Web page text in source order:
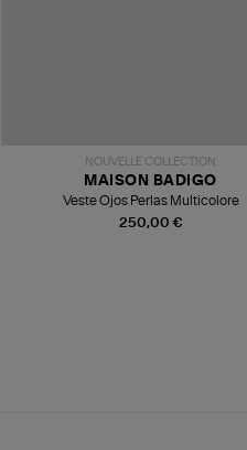
NOUVELLE COLLECTION
250,00 €
MAISON BADIGO
Veste Ojos Perlas Multicolore